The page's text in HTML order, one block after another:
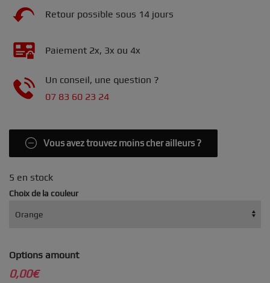
Retour possible sous 14 jours
Paiement 2x, 3x ou 4x
Un conseil, une question ?
07 83 60 23 24
Vous avez trouvez moins cher ailleurs ?
5 en stock
Choix de la couleur
Options amount
0,00€